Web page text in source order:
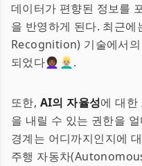
데이터가 편향된 정보를
을 반영하게 된다. 최근에
Recognition) 기술에서
되었다👩🏾‍🦱👱🏼‍♂️.
또한, AI의 자율성에 대한
을 내릴 수 있는 권한을
경계는 어디까지인지에
주행 자동차